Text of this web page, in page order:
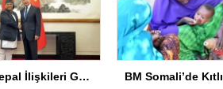
Çin ve Nepal İlişkileri Güçleniyor